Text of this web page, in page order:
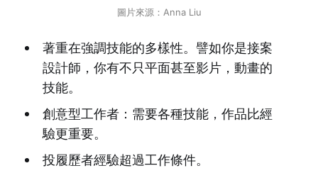
圖片來源：Anna Liu
著重在強調技能的多樣性。譬如你是接案
設計師，你有不只平面甚至影片，動畫的
技能。
創意型工作者：需要各種技能，作品比經
驗更重要。
投履歷者經驗超過工作條件。